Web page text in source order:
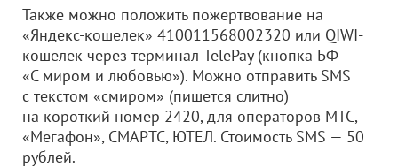
Также можно положить пожертвование на
«Яндекс-кошелек» 410011568002320 или QIWI-
кошелек через терминал TelePay (кнопка БФ
«С миром и любовью»). Можно отправить SMS
с текстом «смиром» (пишется слитно)
на короткий номер 2420, для операторов МТС,
«Мегафон», СМАРТС, ЮТЕЛ. Стоимость SMS — 50
рублей.